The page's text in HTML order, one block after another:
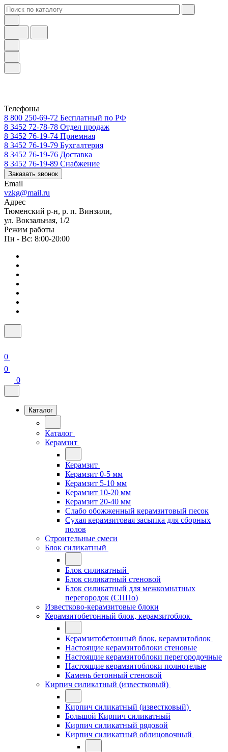
Телефоны
8 800 250-69-72 Бесплатный по РФ
8 3452 72-78-78 Отдел продаж
8 3452 76-19-74 Приемная
8 3452 76-19-79 Бухгалтерия
8 3452 76-19-76 Доставка
8 3452 76-19-89 Снабжение
Заказать звонок
Email
vzkg@mail.ru
Адрес
Тюменский р-н, р. п. Винзили,
ул. Вокзальная, 1/2
Режим работы
Пн - Вс: 8:00-20:00
0
0
0
Каталог
Каталог
Керамзит
Керамзит
Керамзит 0-5 мм
Керамзит 5-10 мм
Керамзит 10-20 мм
Керамзит 20-40 мм
Слабо обожженный керамзитовый песок
Сухая керамзитовая засыпка для сборных
полов
Строительные смеси
Блок силикатный
Блок силикатный
Блок силикатный стеновой
Блок силикатный для межкомнатных
перегородок (СППо)
Известково-керамзитовые блоки
Керамзитобетонный блок, керамзитоблок
Керамзитобетонный блок, керамзитоблок
Настоящие керамзитоблоки стеновые
Настоящие керамзитоблоки перегородочные
Настоящие керамзитоблоки полнотелые
Камень бетонный стеновой
Кирпич силикатный (известковый)
Кирпич силикатный (известковый)
Большой Кирпич силикатный
Кирпич силикатный рядовой
Кирпич силикатный облицовочный